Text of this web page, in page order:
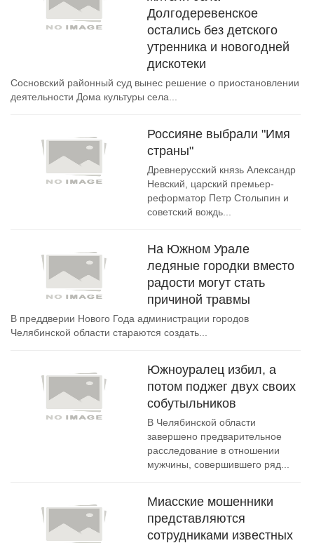
Долгодеревенское
остались без детского
утренника и новогодней
дискотеки
Сосновский районный суд вынес решение о приостановлении
деятельности Дома культуры села...
Россияне выбрали "Имя
страны"
Древнерусский князь Александр
Невский, царский премьер-
реформатор Петр Столыпин и
советский вождь...
На Южном Урале
ледяные городки вместо
радости могут стать
причиной травмы
В преддверии Нового Года администрации городов
Челябинской области стараются создать...
Южноуралец избил, а
потом поджег двух своих
собутыльников
В Челябинской области
завершено предварительное
расследование в отношении
мужчины, совершившего ряд...
Миасские мошенники
представляются
сотрудниками известных